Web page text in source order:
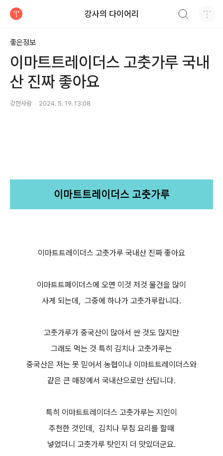
강사의 다이어리
좋은정보
이마트트레이더스 고춧가루 국내
산 진짜 좋아요
강한사람 2024. 5. 19. 13:08
이마트트레이더스 고춧가루
이마트트레이더스 고춧가루 국내산 진짜 좋아요
이마트트페이더스에 오면 이것 저것 물건을 많이
사게 되는데, 그중에 하나가 고춧가루랍니다.
고춧가루가 중국산이 많아서 싼 것도 많지만
그래도 먹는 것 특히 김치나 고춧가루는
중국산은 저는 못 믿어서 농협이나 이마트트레이더스와
같은 큰 매장에서 국내산으로만 산답니다.
특히 이마트트레이더스 고춧가루는 지인이
추천한 것인데, 김치나 무침 요리를 할때
넣었더니 고춧가루 탓인지 더 맛있더군요.